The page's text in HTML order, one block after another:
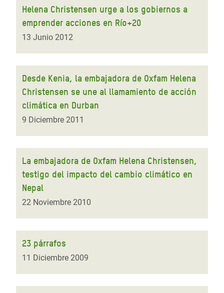
de
ayuda
la
navegación
Helena Christensen urge a los gobiernos a
emprender acciones en Río+20
13 Junio 2012
Desde Kenia, la embajadora de Oxfam Helena
Christensen se une al llamamiento de acción
climática en Durban
9 Diciembre 2011
La embajadora de Oxfam Helena Christensen,
testigo del impacto del cambio climático en
Nepal
22 Noviembre 2010
23 párrafos
11 Diciembre 2009